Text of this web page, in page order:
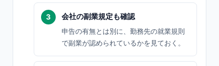
会社の副業規定も確認
申告の有無とは別に、勤務先の就業規則
で副業が認められているかを見ておく。